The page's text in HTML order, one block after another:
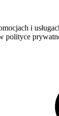
i
polityce